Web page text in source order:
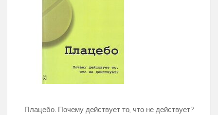
Плацебо. Почему действует то, что не действует?